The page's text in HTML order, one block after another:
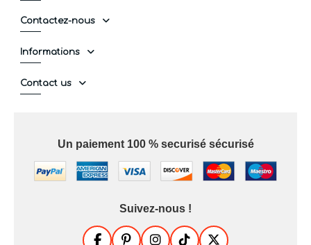
Contactez-nous
Informations
Contact us
Un paiement 100 % securisé sécurisé
Suivez-nous !